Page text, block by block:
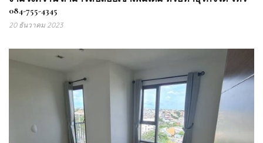
084-755-4345
20 ธันวาคม 2023